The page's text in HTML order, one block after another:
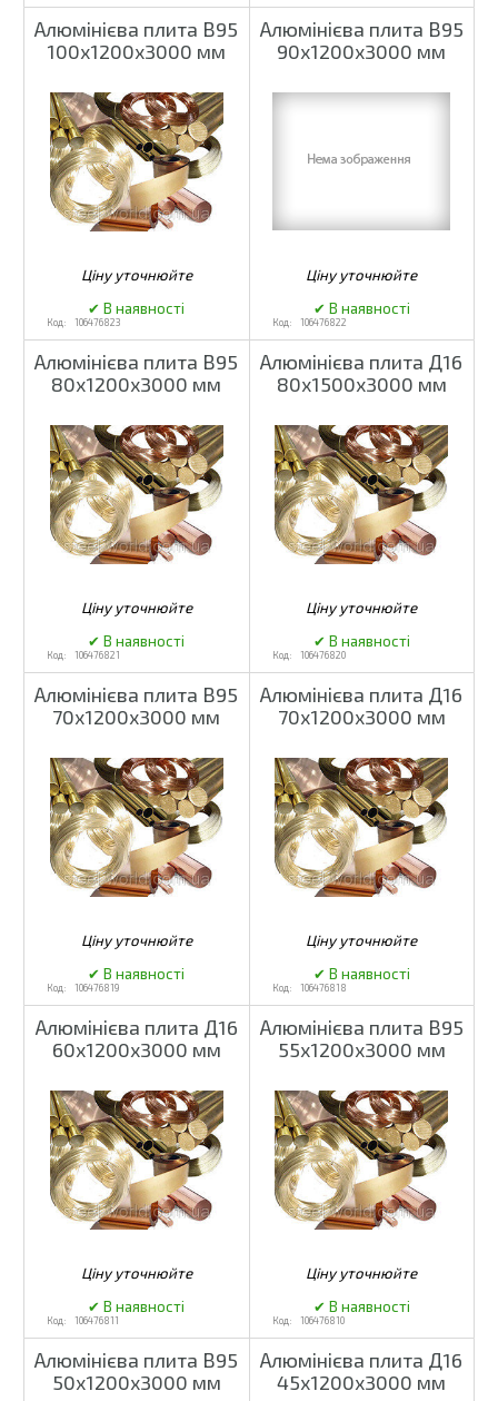
Алюмінієва плита В95
100х1200х3000 мм
106476823
Алюмінієва плита В95
90х1200х3000 мм
106476822
Алюмінієва плита В95
80х1200х3000 мм
106476821
Алюмінієва плита Д16
80х1500х3000 мм
106476820
Алюмінієва плита В95
70х1200х3000 мм
106476819
Алюмінієва плита Д16
70х1200х3000 мм
106476818
Алюмінієва плита Д16
60х1200х3000 мм
106476811
Алюмінієва плита В95
55х1200х3000 мм
106476810
Алюмінієва плита В95
50х1200х3000 мм
Алюмінієва плита Д16
45х1200х3000 мм